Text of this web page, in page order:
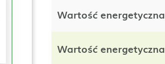
Wartość energetyczna
Wartość energetyczna